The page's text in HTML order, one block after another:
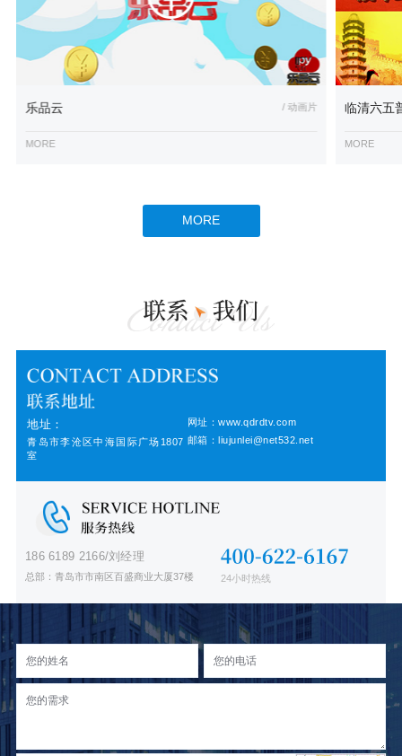
乐品云 / 动画片
MORE
临清六五
MORE
MORE
地址：
青岛市李沧区中海国际广场1807
室
网址：www.qdrdtv.com
邮箱：liujunlei@net532.net
186 6189 2166/刘经理
总部：青岛市市南区百盛商业大厦37楼 24小时热线